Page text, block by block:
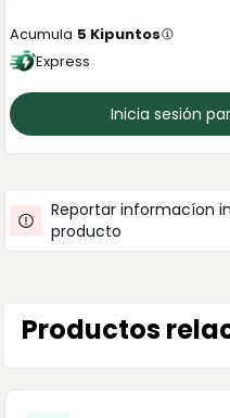
Acumula 5 Kipuntos
Express
Inicia sesión
Reportar informacíon
producto
Productos